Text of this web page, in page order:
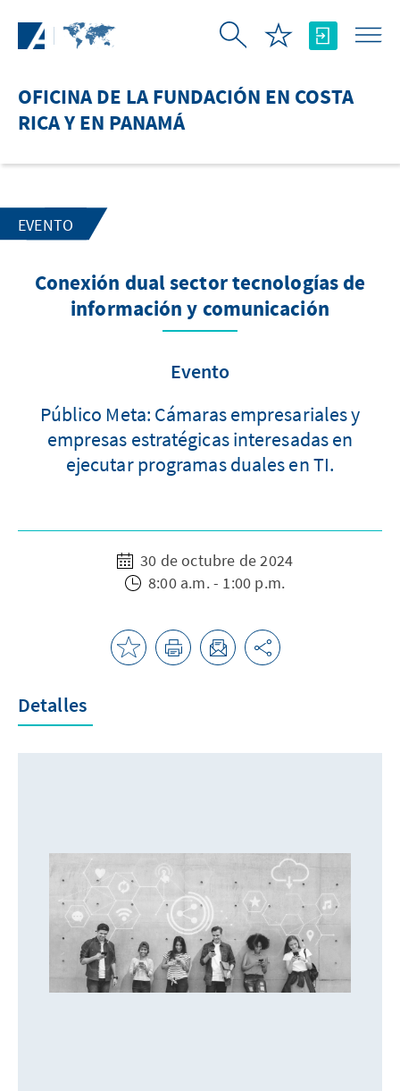
OFICINA DE LA FUNDACIÓN EN COSTA
RICA Y EN PANAMÁ
EVENTO
Conexión dual sector tecnologías de
información y comunicación
Evento
Público Meta: Cámaras empresariales y
empresas estratégicas interesadas en
ejecutar programas duales en TI.
30 de octubre de 2024
8:00 a.m. - 1:00 p.m.
Detalles